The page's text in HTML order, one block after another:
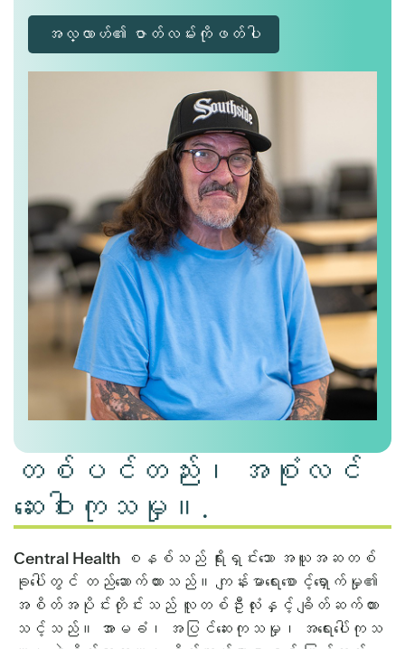
အလ္လာဟ်၏ ဇာတ်လမ်းကိုဖတ်ပါ
တစ်ပင်တည်း၊ အစုံလင်
ဆေးဝါးကုသမှု။.
Central Health စနစ်သည် ရိုးရှင်းသော အယူအဆတစ်
ခုပေါ်တွင် တည်ဆောက်ထားသည်။ ကျန်းမာရေးစောင့်ရှောက်မှု၏
အစိတ်အပိုင်းတိုင်းသည် လူတစ်ဦးလုံးနှင့် ချိတ်ဆက်ထား
သင့်သည်။ အာမခံ၊ အပြင်ဆေးကုသမှု၊ အရေးပေါ်ကုသ